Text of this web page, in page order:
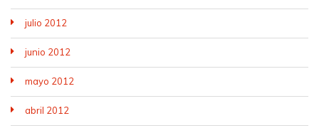
julio 2012
junio 2012
mayo 2012
abril 2012